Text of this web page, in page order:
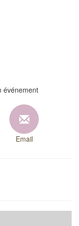
événement
Email